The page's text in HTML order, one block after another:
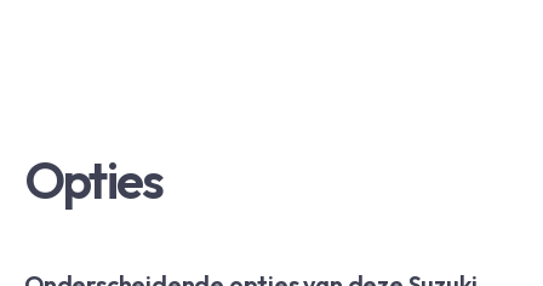
Opties